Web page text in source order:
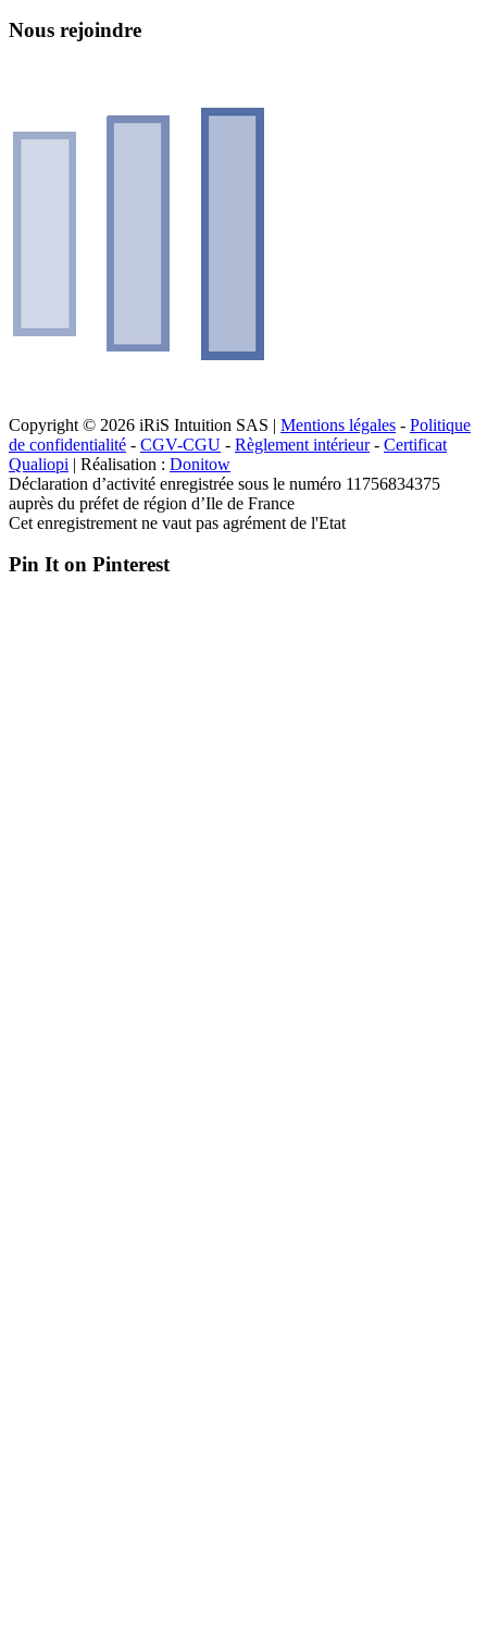
Nous rejoindre
Copyright © 2026 iRiS Intuition SAS | Mentions légales - Politique
de confidentialité - CGV-CGU - Règlement intérieur- Certificat
Qualiopi | Réalisation : Donitow
Déclaration d’activité enregistrée sous le numéro 11756834375
auprès du préfet de région d’Ile de France
Cet enregistrement ne vaut pas agrément de l'Etat
Pin It on Pinterest